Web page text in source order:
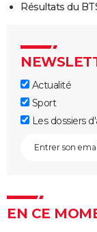
Résultats du
Actualité
Sport
Les dossiers
EN CE